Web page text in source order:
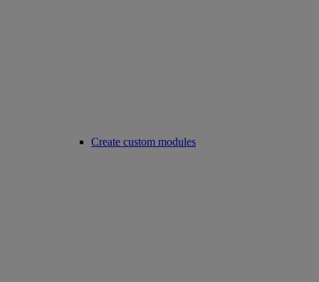
Create custom modules